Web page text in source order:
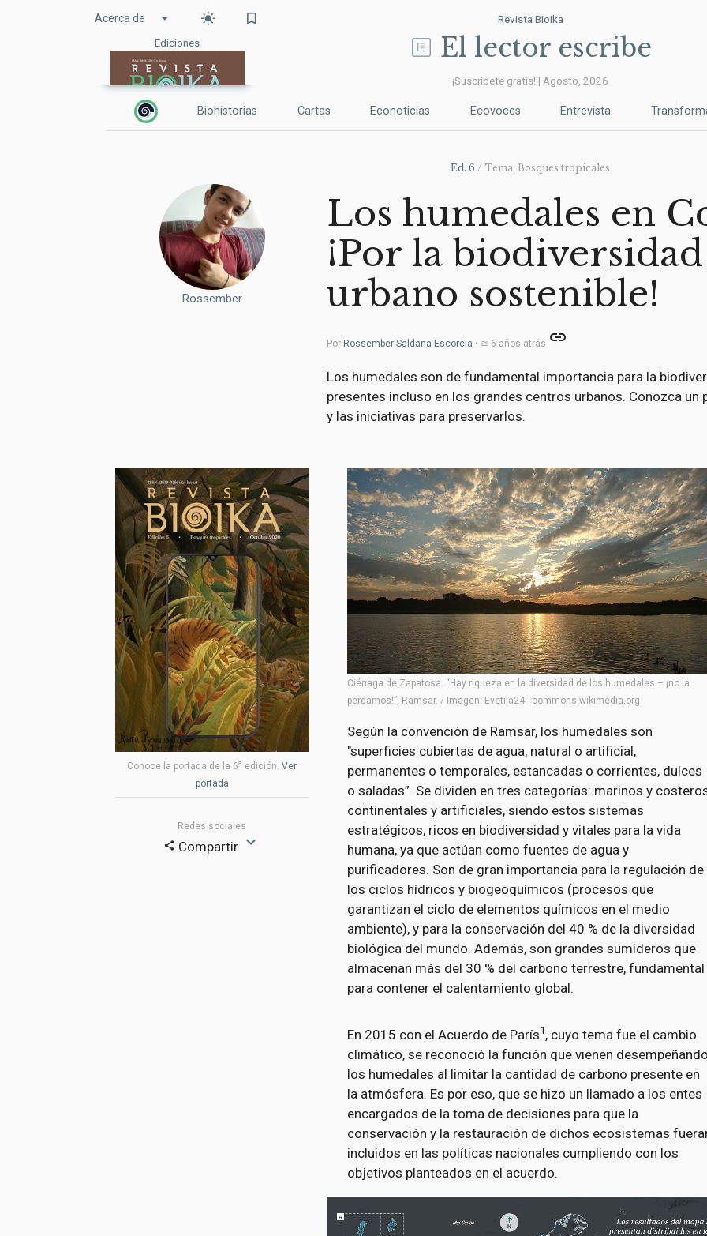
arrow_drop_down
Acerca de light_mode bookmark_border
Ediciones
Revista Bioika
El lector escribe
¡Suscríbete gratis! | Agosto, 2026
Biohistorias Cartas Econoticias Ecovoces Entrevista
Ed. 6 / Tema: Bosques tropicales
Los humedales en
¡Por la
urbano sostenible!
Por Rossember Saldana Escorcia • ≅ 6 años atrás link
Los humedales son de fundamental importancia para la
presentes incluso en los grandes centros urbanos. Conozca
y las iniciativas para preservarlos.
Rossember
Conoce la portada de la 6a edición.Ver
portada
Redes sociales
share Compartir expand_more
Ciénaga de Zapatosa. “Hay riqueza en la diversidad de los humedales – ¡no la
perdamos!”, Ramsar. / Imagen: Evetila24 - commons.wikimedia.org
Según la convención de Ramsar, los humedales son
"superficies cubiertas de agua, natural o artificial,
permanentes o temporales, estancadas o corrientes, dulces
o saladas”. Se dividen en tres categorías: marinos y
continentales y artificiales, siendo estos sistemas
estratégicos, ricos en biodiversidad y vitales para la vida
humana, ya que actúan como fuentes de agua y
purificadores. Son de gran importancia para la regulación de
los ciclos hídricos y biogeoquímicos (procesos que
garantizan el ciclo de elementos químicos en el medio
ambiente), y para la conservación del 40 % de la diversidad
biológica del mundo. Además, son grandes sumideros que
almacenan más del 30 % del carbono terrestre, fundamental
para contener el calentamiento global.
En 2015 con el Acuerdo de París1 , cuyo tema fue el cambio
climático, se reconoció la función que vienen
los humedales al limitar la cantidad de carbono presente en
la atmósfera. Es por eso, que se hizo un llamado a los entes
encargados de la toma de decisiones para que la
conservación y la restauración de dichos ecosistemas
incluidos en las políticas nacionales cumpliendo con los
objetivos planteados en el acuerdo.